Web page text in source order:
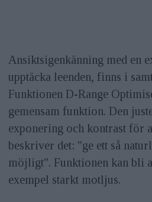
Ansiktsigenkänning med en
upptäcka leenden, finns i
Funktionen D-Range
gemensam funktion. Den
exponering och kontrast för
beskriver det: "ge ett så
möjligt". Funktionen kan bli
exempel starkt motljus.